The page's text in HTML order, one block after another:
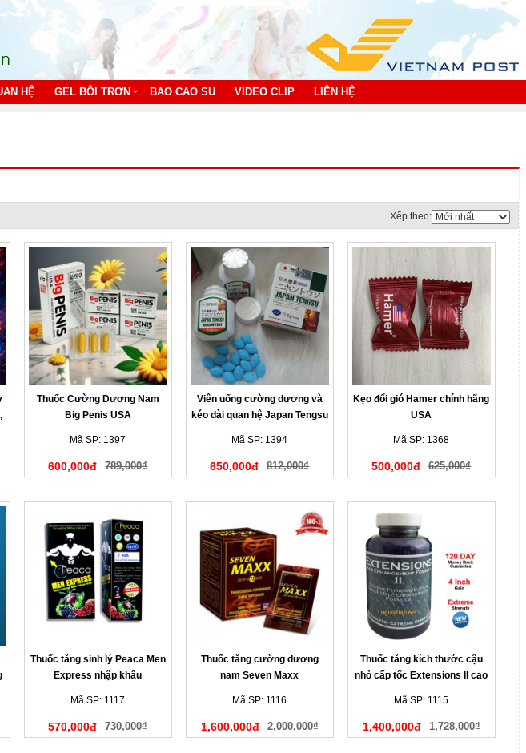
HỆ GEL BÔI TRƠN BAO CAO SU VIDEO CLIP LIÊN HỆ
Xếp theo:
Thuốc Cường Dương Nam
Big Penis USA
Mã SP: 1397
600,000đ 789,000₫
Viên uống cường dương và
kéo dài quan hệ Japan Tengsu
Mã SP: 1394
650,000đ 812,000₫
Kẹo đổi gió Hamer chính hãng
USA
Mã SP: 1368
500,000đ 625,000₫
Thuốc tăng sinh lý Peaca Men
Express nhập khẩu
Mã SP: 1117
570,000đ 730,000₫
Thuốc tăng cường dương
nam Seven Maxx
Mã SP: 1116
1,600,000đ 2,000,000₫
Thuốc tăng kích thước cậu
nhỏ cấp tốc Extensions II cao
Mã SP: 1115
1,400,000đ 1,728,000₫